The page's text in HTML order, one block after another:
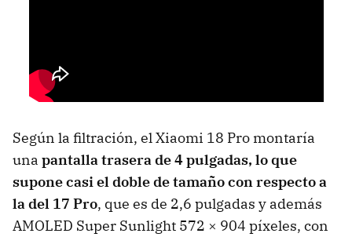
Según la filtración, el Xiaomi 18 Pro montaría
una pantalla trasera de 4 pulgadas, lo que
supone casi el doble de tamaño con respecto a
la del 17 Pro, que es de 2,6 pulgadas y además
AMOLED Super Sunlight 572 × 904 píxeles, con